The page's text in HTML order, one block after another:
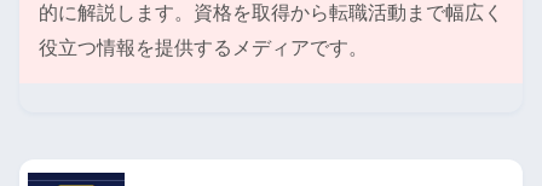
的に解説します。資格を取得から転職活動まで幅広く
役立つ情報を提供するメディアです。